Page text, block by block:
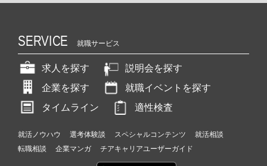
SERVICE 就職サービス
求人を探す
説明会を探す
企業を探す
就職イベントを探す
タイムライン
適性検査
就活ノウハウ 選考体験談 スペシャルコンテンツ
就活相談
転職相談
企業マンガ チアキャリアユーザーガイド